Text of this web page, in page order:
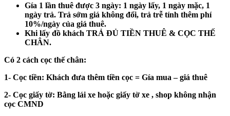
Gía 1 lần thuê được 3 ngày: 1 ngày lấy, 1 ngày mặc, 1
ngày trả. Trả sớm giá không đổi, trả trễ tính thêm phí
10%/ngày của giá thuê.
Khi lấy đồ khách TRẢ ĐỦ TIỀN THUÊ & CỌC THẾ
CHÂN.
Có 2 cách cọc thế chân:
1- Cọc tiền: Khách đưa thêm tiền cọc = Gía mua – giá thuê
2- Cọc giấy tờ: Bằng lái xe hoặc giấy tờ xe , shop không nhận
cọc CMND